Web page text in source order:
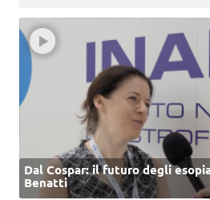
Dal Cospar: il futuro degli
Benatti